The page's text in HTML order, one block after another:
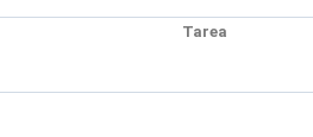
Tarea